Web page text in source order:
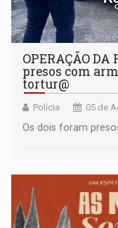
OPERAÇÃO DA
presos com
tortur@
Polícia 05 de
Os dois foram